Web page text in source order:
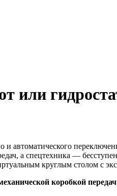
или
автоматического
а спецтехника —
круглым столом с
коробкой